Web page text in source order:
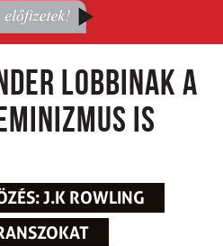
lobbinak a
is
J.K ROWLING